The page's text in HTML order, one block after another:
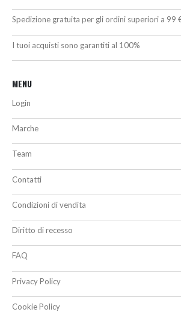
Spedizione gratuita per gli ordini superiori a 99
I tuoi acquisti sono garantiti al 100%
MENU
Login
Marche
Team
Contatti
Condizioni di vendita
Diritto di recesso
FAQ
Privacy Policy
Cookie Policy